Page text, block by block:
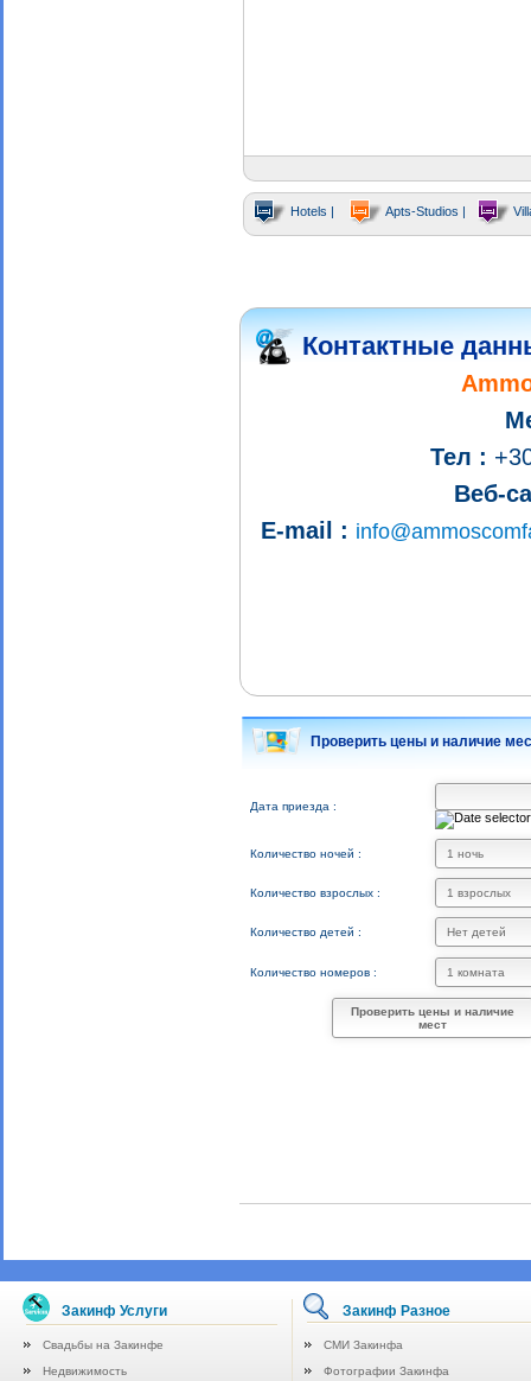
Hotels | Apts-Studios |
Контактные
Тел :
Веб-
E-mail :
Проверить цены и наличие
Дата приезда :
Количество ночей :
Количество взрослых :
Количество детей :
Количество номеров :
Проверить цены и наличие
мест
Закинф Услуги Закинф Разное
Свадьбы на Закинфе
СМИ Закинфа
Недвижимость
Фотографии Закинфа